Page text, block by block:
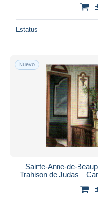
Estatus
Nuevo
Sainte-Anne-de-
Trahison de Judas –